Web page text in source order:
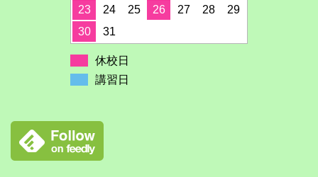
23
24 25 26 27 28
29
30
31
休校日
講習日